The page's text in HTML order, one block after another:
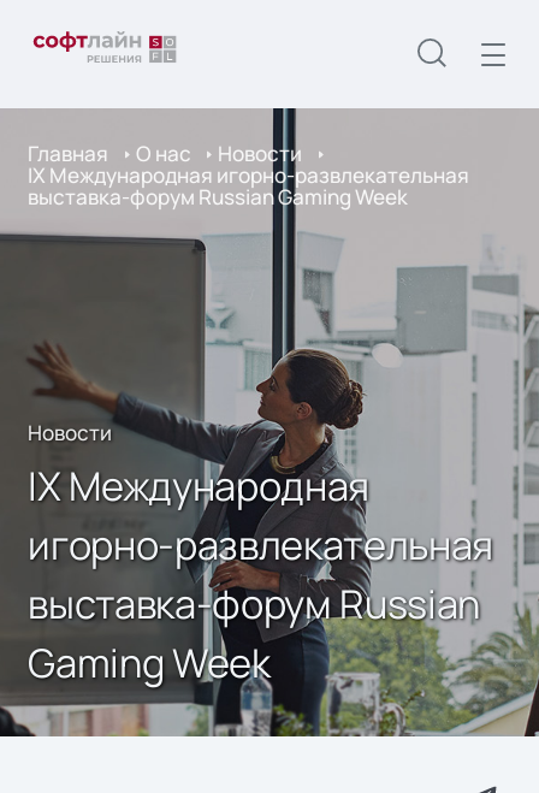
Главная О нас Новости
IX Международная игорно-развлекательная
выставка-форум Russian Gaming Week
Новости
IX Международная
игорно-развлекательная
выставка-форум Russian
Gaming Week